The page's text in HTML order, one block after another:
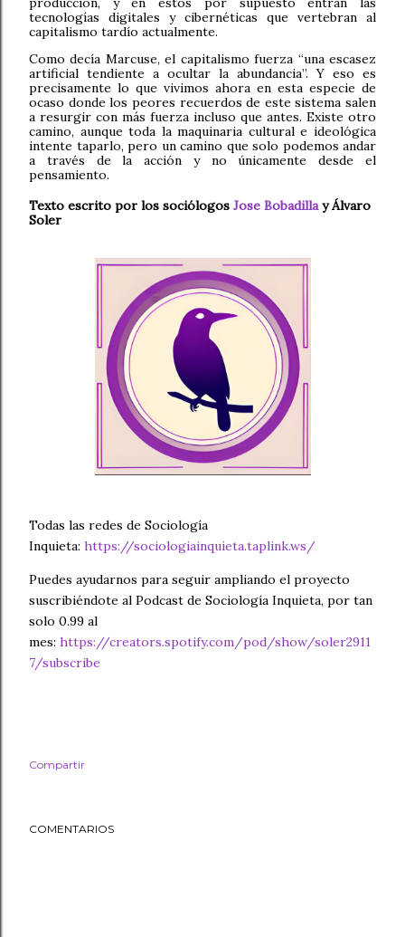
tecnologías digitales y cibernéticas que vertebran al
capitalismo tardío actualmente.
Como decía Marcuse, el capitalismo fuerza “una escasez
artificial tendiente a ocultar la abundancia”. Y eso es
precisamente lo que vivimos ahora en esta especie de
ocaso donde los peores recuerdos de este sistema salen
a resurgir con más fuerza incluso que antes. Existe otro
camino, aunque toda la maquinaria cultural e ideológica
intente taparlo, pero un camino que solo podemos andar
a través de la acción y no únicamente desde el
pensamiento.
Texto escrito por los sociólogos Jose Bobadillay Álvaro
Soler
Todas las redes de Sociología
Inquieta: https://sociologiainquieta.taplink.ws/
Puedes ayudarnos para seguir ampliando el proyecto
suscribiéndote al Podcast de Sociología Inquieta, por tan
solo 0.99 al
mes: https://creators.spotify.com/pod/show/soler2911
7/subscribe
Compartir
COMENTARIOS